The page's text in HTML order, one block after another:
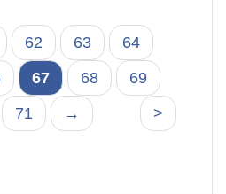
62 63
64
67 68
69
71 >
→